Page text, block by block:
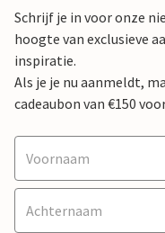
Schrijf je in voor onze
hoogte van exclusieve
inspiratie.
Als je je nu aanmeldt,
cadeaubon van €150